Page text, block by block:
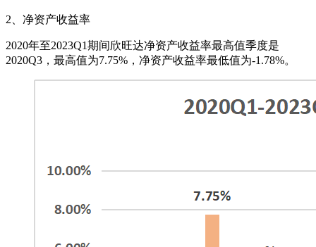
2、净资产收益率
2020年至2023Q1期间欣旺达净资产收益率最高值季度是
2020Q3，最高值为7.75%，净资产收益率最低值为-1.78%。